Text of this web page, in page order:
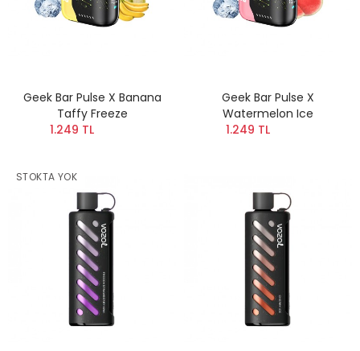
Geek Bar Pulse X Banana
Taffy Freeze
1.249 TL
Geek Bar Pulse X
Watermelon Ice
1.249 TL
STOKTA YOK